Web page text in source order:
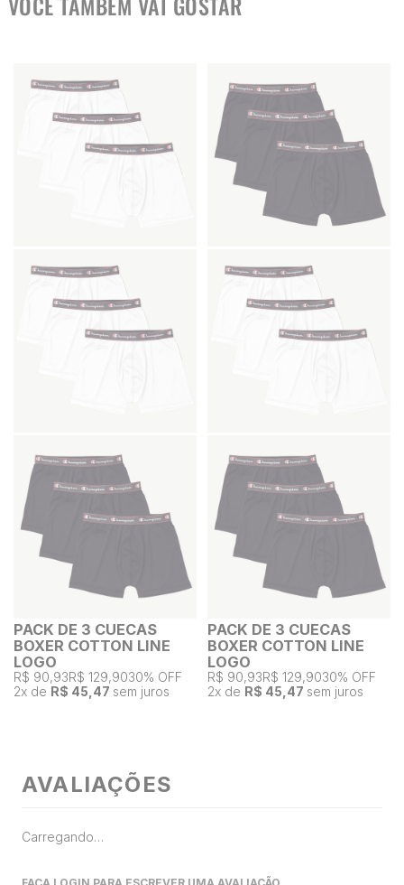
PACK DE 3 CUECAS
BOXER COTTON LINE
LOGO
R$ 90,93R$ 129,9030% OFF
2x de R$ 45,47 sem juros
PACK DE 3 CUECAS
BOXER COTTON LINE
LOGO
R$ 90,93R$ 129,9030% OFF
2x de R$ 45,47 sem juros
AVALIAÇÕES
Carregando…